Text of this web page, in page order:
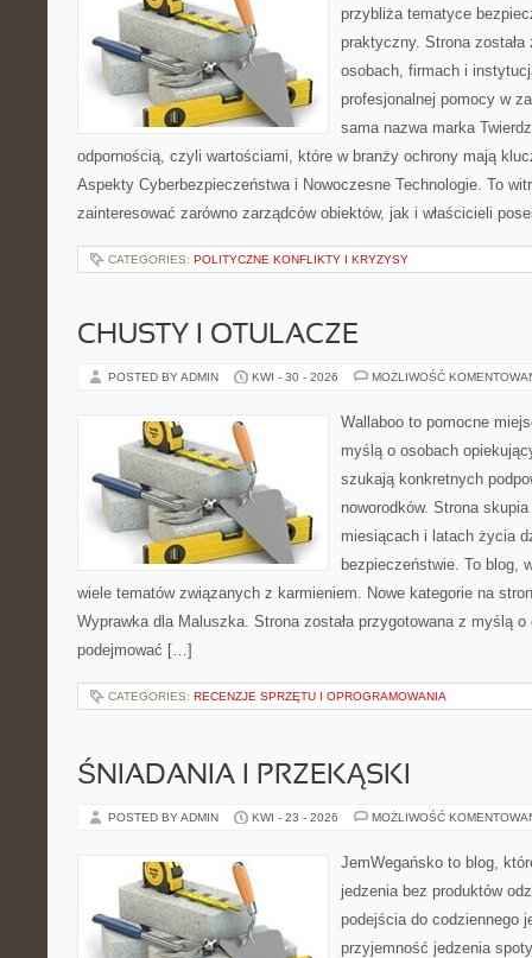
przybliża tematyce
praktyczny. Strona
osobach, firmach i
profesjonalnej pomocy w
sama nazwa marka
odpornością, czyli wartościami, które w branży ochrony mają
Aspekty Cyberbezpieczeństwa i Nowoczesne Technologie. To
zainteresować zarówno zarządców obiektów, jak i właścicieli
CATEGORIES: POLITYCZNE KONFLIKTY I KRYZYSY
CHUSTY I OTULACZE
POSTED BY ADMIN KWI - 30 - 2026 MOŻLIWOŚĆ
Wallaboo to pomocne
myślą o osobach
szukają konkretnych
noworodków. Strona
miesiącach i latach życia
bezpieczeństwie. To blog,
wiele tematów związanych z karmieniem. Nowe kategorie na
Wyprawka dla Maluszka. Strona została przygotowana z myślą
podejmować […]
CATEGORIES: RECENZJE SPRZĘTU I OPROGRAMOWANIA
ŚNIADANIA I PRZEKĄSKI
POSTED BY ADMIN KWI - 23 - 2026 MOŻLIWOŚĆ
JemWegańsko to blog,
jedzenia bez produktów
podejścia do codziennego
przyjemność jedzenia